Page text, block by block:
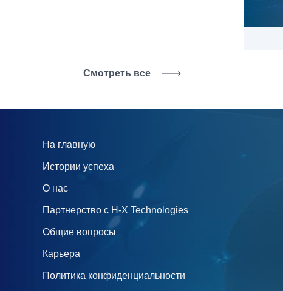
Смотреть все
На главную
Истории успеха
О нас
Партнерство с H‑X Technologies
Общие вопросы
Карьера
Политика конфиденциальности